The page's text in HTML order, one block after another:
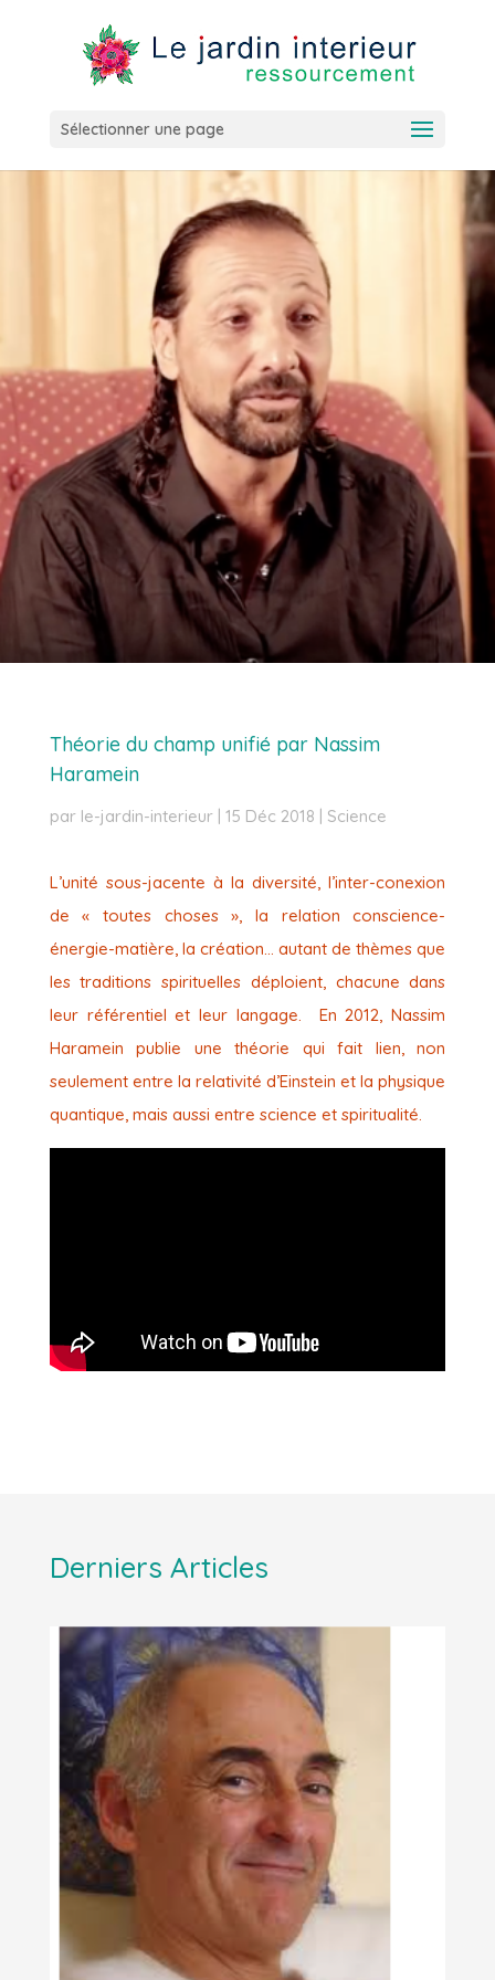
Sélectionner une page
Théorie du champ unifié par Nassim
Haramein
par le-jardin-interieur| 15 Déc 2018 | Science
L’unité sous-jacente à la diversité, l’inter-conexion
de « toutes choses », la relation conscience-
énergie-matière, la création… autant de thèmes que
les traditions spirituelles déploient, chacune dans
leur référentiel et leur langage. En 2012, Nassim
Haramein publie une théorie qui fait lien, non
seulement entre la relativité d’Einstein et la physique
quantique, mais aussi entre science et spiritualité.
Derniers Articles